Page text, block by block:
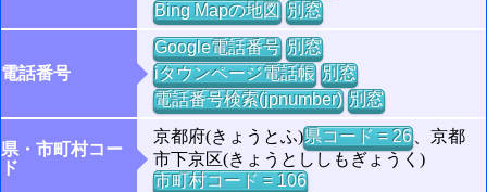
Bing Mapの地図 別窓
電話番号
Google電話番号 別窓
iタウンページ電話帳 別窓
電話番号検索(jpnumber) 別窓
県・市町村コー
ド
京都府(きょうとふ)県コード = 26、京都
市下京区(きょうとししもぎょうく)
市町村コード = 106